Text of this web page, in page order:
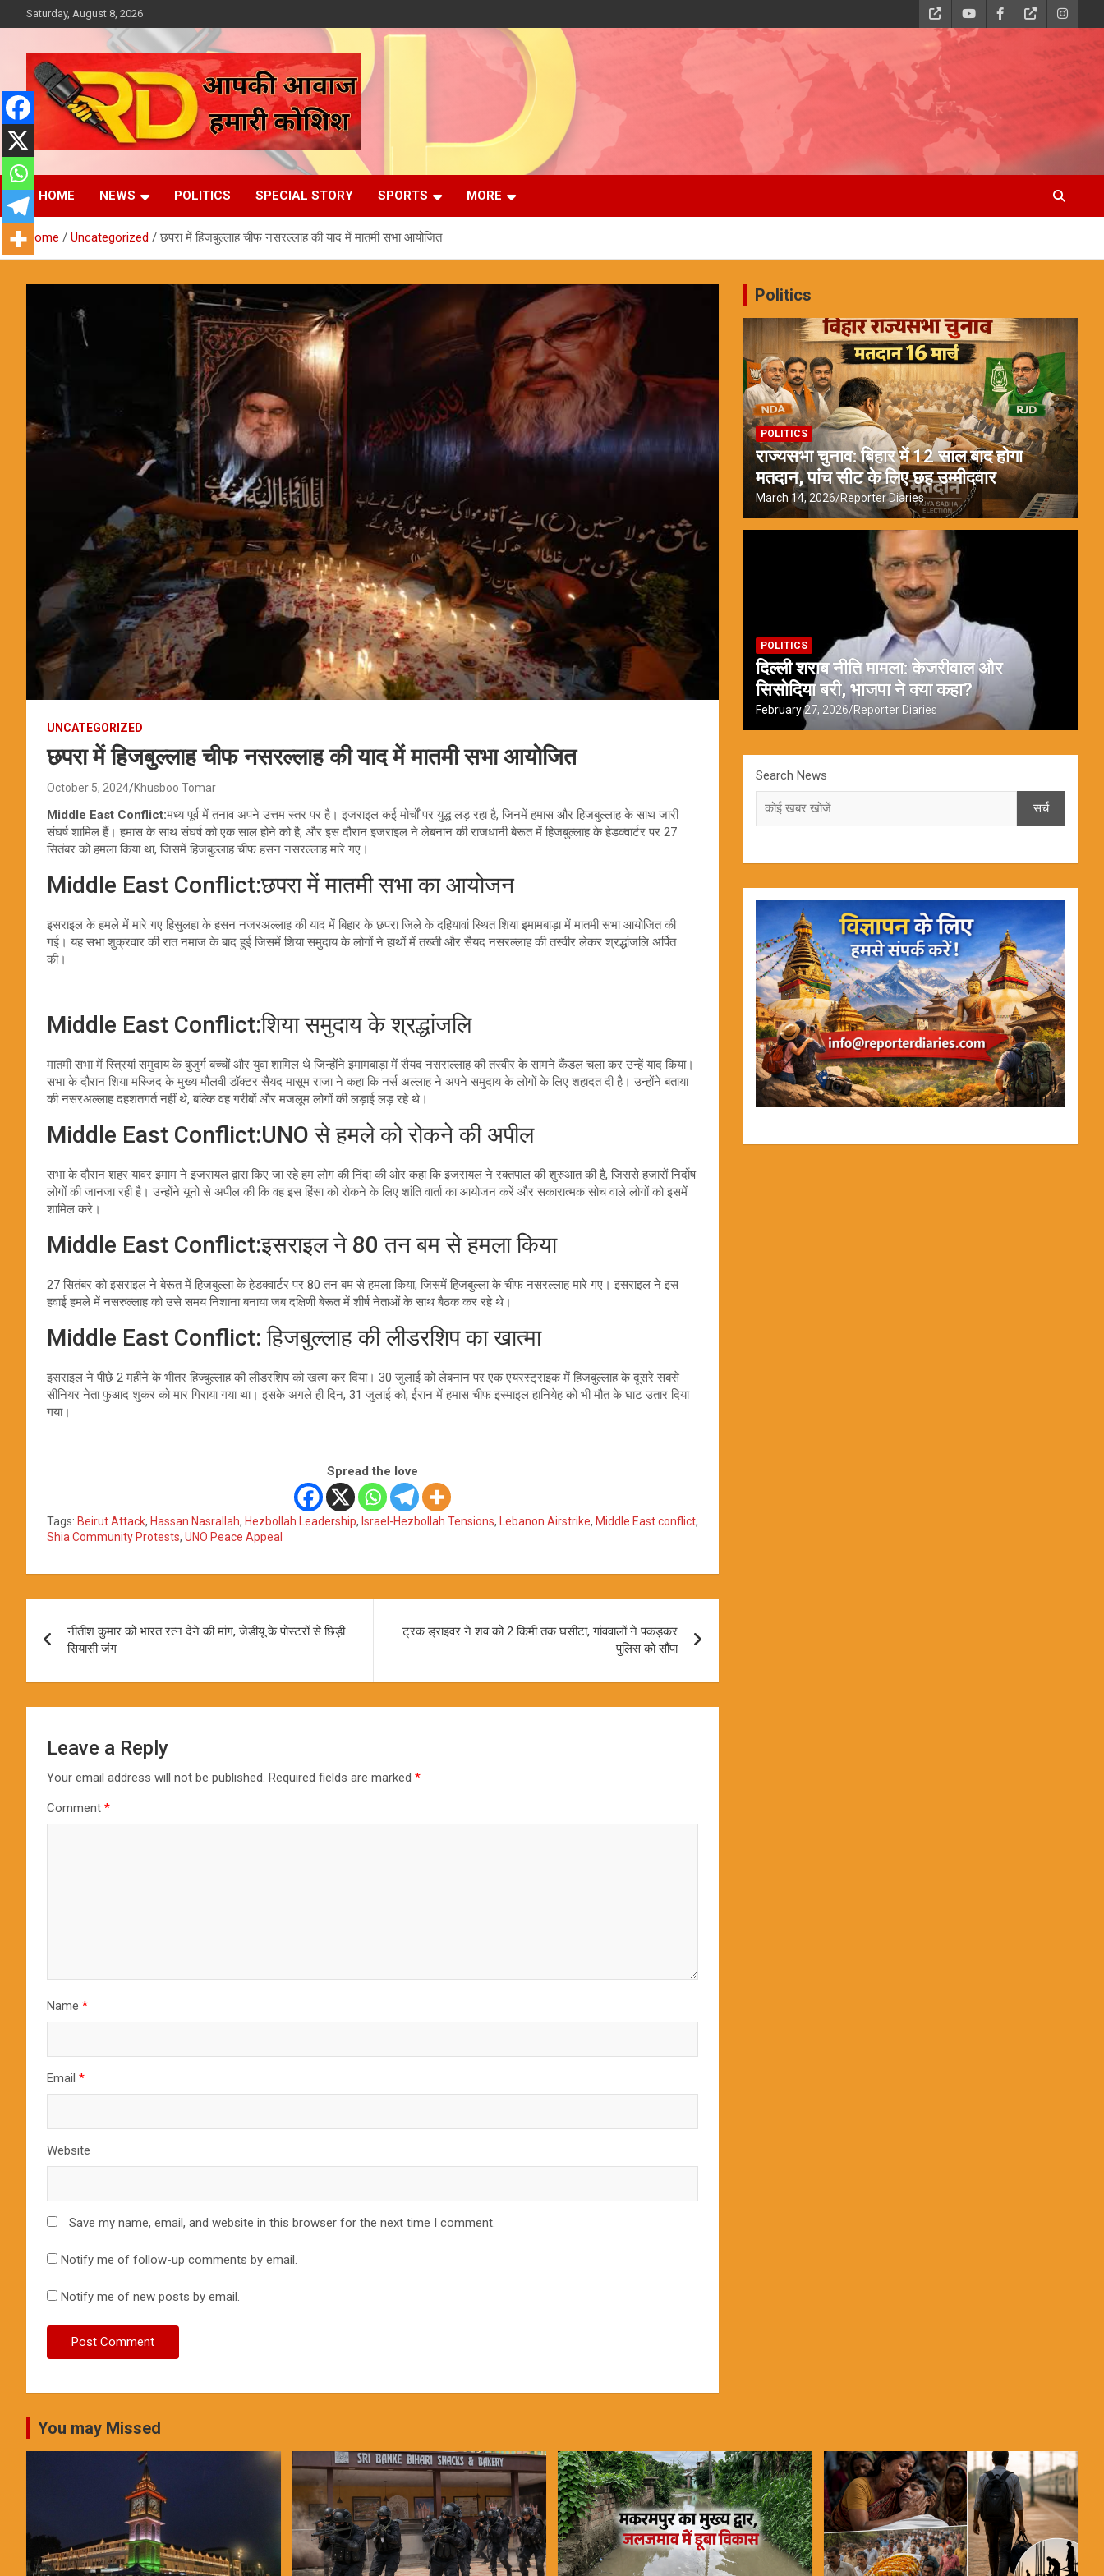
to
Saturday, August 8, 2026
Reporter Diaries
आपकी आवाज, हमारी कोशिश
HOME NEWS POLITICS SPECIAL STORY SPORTS MORE
Home Uncategorized छपरा में हिजबुल्लाह चीफ नसरल्लाह की याद में मातमी सभा आयोजित
UNCATEGORIZED
छपरा में हिजबुल्लाह चीफ नसरल्लाह की याद में मातमी सभा आयोजित
October 5, 2024 Khusboo Tomar
Middle East Conflict:मध्य पूर्व में तनाव अपने उत्तम स्तर पर है। इजराइल कई मोर्चों पर युद्ध लड़ रहा है, जिनमें हमास और हिजबुल्लाह के साथ जारी
संघर्ष शामिल हैं। हमास के साथ संघर्ष को एक साल होने को है, और इस दौरान इजराइल ने लेबनान की राजधानी बेरूत में हिजबुल्लाह के हेडक्वार्टर पर 27
सितंबर को हमला किया था, जिसमें हिजबुल्लाह चीफ हसन नसरल्लाह मारे गए।
Middle East Conflict:छपरा में मातमी सभा का आयोजन
इसराइल के हमले में मारे गए हिसुलहा के हसन नजरअल्लाह की याद में बिहार के छपरा जिले के दहियावां स्थित शिया इमामबाड़ा में मातमी सभा आयोजित की
गई। यह सभा शुक्रवार की रात नमाज के बाद हुई जिसमें शिया समुदाय के लोगों ने हाथों में तख्ती और सैयद नसरल्लाह की तस्वीर लेकर श्रद्धांजलि अर्पित
की।
Middle East Conflict:शिया समुदाय के श्रद्धांजलि
मातमी सभा में स्त्रियां समुदाय के बुजुर्ग बच्चों और युवा शामिल थे जिन्होंने इमामबाड़ा में सैयद नसराल्लाह की तस्वीर के सामने कैंडल चला कर उन्हें याद किया।
सभा के दौरान शिया मस्जिद के मुख्य मौलवी डॉक्टर सैयद मासूम राजा ने कहा कि नर्स अल्लाह ने अपने समुदाय के लोगों के लिए शहादत दी है। उन्होंने बताया
की नसरअल्लाह दहशतगर्त नहीं थे, बल्कि वह गरीबों और मजलूम लोगों की लड़ाई लड़ रहे थे।
Middle East Conflict:UNO से हमले को रोकने की अपील
सभा के दौरान शहर यावर इमाम ने इजरायल द्वारा किए जा रहे हम लोग की निंदा की ओर कहा कि इजरायल ने रक्तपाल की शुरुआत की है, जिससे हजारों निर्दोष
लोगों की जानजा रही है। उन्होंने यूनो से अपील की कि वह इस हिंसा को रोकने के लिए शांति वार्ता का आयोजन करें और सकारात्मक सोच वाले लोगों को इसमें
शामिल करे।
Middle East Conflict:इसराइल ने 80 तन बम से हमला किया
27 सितंबर को इसराइल ने बेरूत में हिजबुल्ला के हेडक्वार्टर पर 80 तन बम से हमला किया, जिसमें हिजबुल्ला के चीफ नसरल्लाह मारे गए। इसराइल ने इस
हवाई हमले में नसरुल्लाह को उसे समय निशाना बनाया जब दक्षिणी बेरूत में शीर्ष नेताओं के साथ बैठक कर रहे थे।
Middle East Conflict: हिजबुल्लाह की लीडरशिप का खात्मा
इसराइल ने पीछे 2 महीने के भीतर हिज्बुल्लाह की लीडरशिप को खत्म कर दिया। 30 जुलाई को लेबनान पर एक एयरस्ट्राइक में हिजबुल्लाह के दूसरे सबसे
सीनियर नेता फुआद शुकर को मार गिराया गया था। इसके अगले ही दिन, 31 जुलाई को, ईरान में हमास चीफ इस्माइल हानियेह को भी मौत के घाट उतार दिया
गया।
Spread the love
Tags: Beirut Attack, Hassan Nasrallah, Hezbollah Leadership, Israel-Hezbollah Tensions, Lebanon Airstrike, Middle East conflict,
Shia Community Protests, UNO Peace Appeal
navigation
नीतीश कुमार को भारत रत्न देने की मांग, जेडीयू के पोस्टरों से छिड़ी
सियासी जंग
ट्रक ड्राइवर ने शव को 2 किमी तक घसीटा, गांववालों ने पकड़कर
पुलिस को सौंपा
Leave a Reply
Your email address will not be published. Required fields are marked *
Comment *
Name *
Email *
Website
Save my name, email, and website in this browser for the next time I comment.
Notify me of follow-up comments by email.
Notify me of new posts by email.
Politics
POLITICS
राज्यसभा चुनाव: बिहार में 12 साल बाद होगा
मतदान, पांच सीट के लिए छह उम्मीदवार
March 14, 2026 Reporter Diaries
POLITICS
दिल्ली शराब नीति मामला: केजरीवाल और
सिसोदिया बरी, भाजपा ने क्या कहा?
February 27, 2026 Reporter Diaries
Search News
सर्च
You may Missed